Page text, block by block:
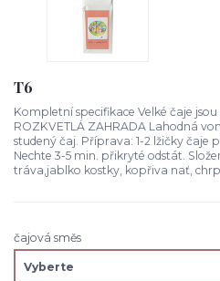
T6
Kompletní specifikace Velké čaje
ROZKVETLÁ ZAHRADA Lahodná
studený čaj. Příprava: 1-2 lžičky čaje
Nechte 3-5 min. přikryté odstát.
tráva,jablko kostky, kopřiva nať,
čajová směs